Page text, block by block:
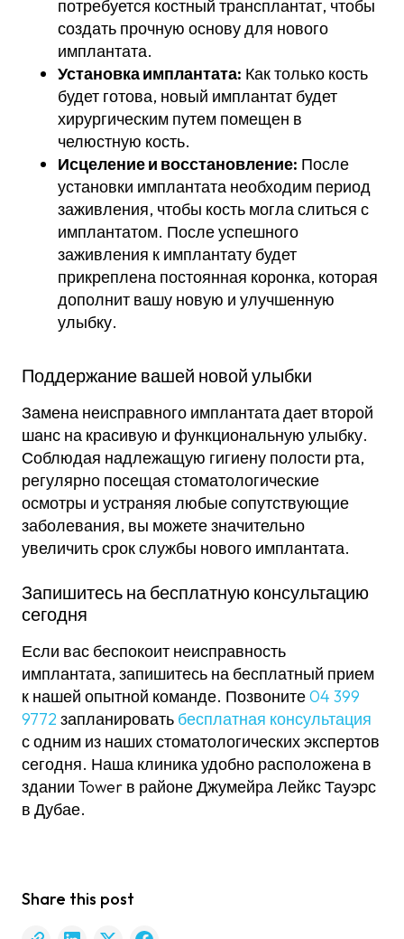
потребуется костный трансплантат, чтобы
создать прочную основу для нового
имплантата.
Установка имплантата: Как только кость
будет готова, новый имплантат будет
хирургическим путем помещен в
челюстную кость.
Исцеление и восстановление: После
установки имплантата необходим период
заживления, чтобы кость могла слиться с
имплантатом. После успешного
заживления к имплантату будет
прикреплена постоянная коронка, которая
дополнит вашу новую и улучшенную
улыбку.
Поддержание вашей новой улыбки
Замена неисправного имплантата дает второй
шанс на красивую и функциональную улыбку.
Соблюдая надлежащую гигиену полости рта,
регулярно посещая стоматологические
осмотры и устраняя любые сопутствующие
заболевания, вы можете значительно
увеличить срок службы нового имплантата.
Запишитесь на бесплатную консультацию
сегодня
Если вас беспокоит неисправность
имплантата, запишитесь на бесплатный прием
к нашей опытной команде. Позвоните04 399
9772 запланировать бесплатная консультация
с одним из наших стоматологических экспертов
сегодня. Наша клиника удобно расположена в
здании Tower в районе Джумейра Лейкс Тауэрс
в Дубае.
Share this post